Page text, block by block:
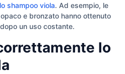
shampoo viola. Ad esempio, le
e bronzato hanno ottenuto
un uso costante.
lo